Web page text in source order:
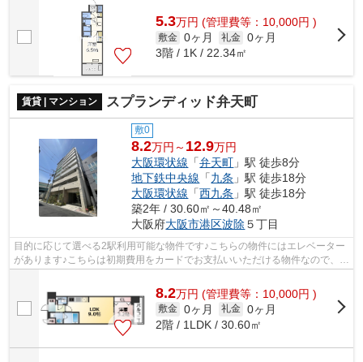
5.3万円 (管理費等：10,000円 )
敷金 0ヶ月 礼金 0ヶ月
3階 / 1K / 22.34㎡
賃貸 | マンション スプランディッド弁天町
敷0
8.2万円～ 12.9万円
大阪環状線 「弁天町 」駅 徒歩8分
地下鉄中央線 「九条 」駅 徒歩18分
大阪環状線 「西九条 」駅 徒歩18分
築2年 / 30.60㎡～40.48㎡
大阪府大阪市港区波除 ５丁目
目的に応じて選べる2駅利用可能な物件です♪こちらの物件にはエレベーター
があります♪こちらは初期費用をカードでお支払いいただける物件なので、支
8.2万円 (管理費等：10,000円 )
敷金 0ヶ月 礼金 0ヶ月
2階 / 1LDK / 30.60㎡